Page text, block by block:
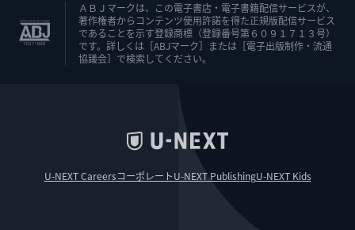
ＡＢＪマークは、この電子書店・電子書籍配信サービスが、
著作権者からコンテンツ使用許諾を得た正規版配信サービス
であることを示す登録商標（登録番号第６０９１７１３号）
です。詳しくは［ABJマーク］または［電子出版制作・流通
協議会］で検索してください。
U-NEXT CareersコーポレートU-NEXT PublishingU-NEXT Kids